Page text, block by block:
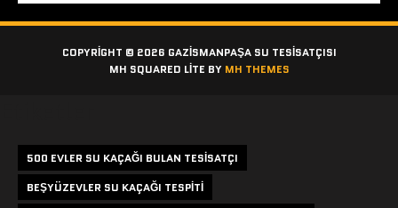
COPYRIGHT © 2026 GAZISMANPAŞA SU TESISATÇISI
MH SQUARED LITE BY MH THEMES
500 EVLER SU KAÇAĞI BULAN TESISATÇI
BEŞYÜZEVLER SU KAÇAĞI TESPITI